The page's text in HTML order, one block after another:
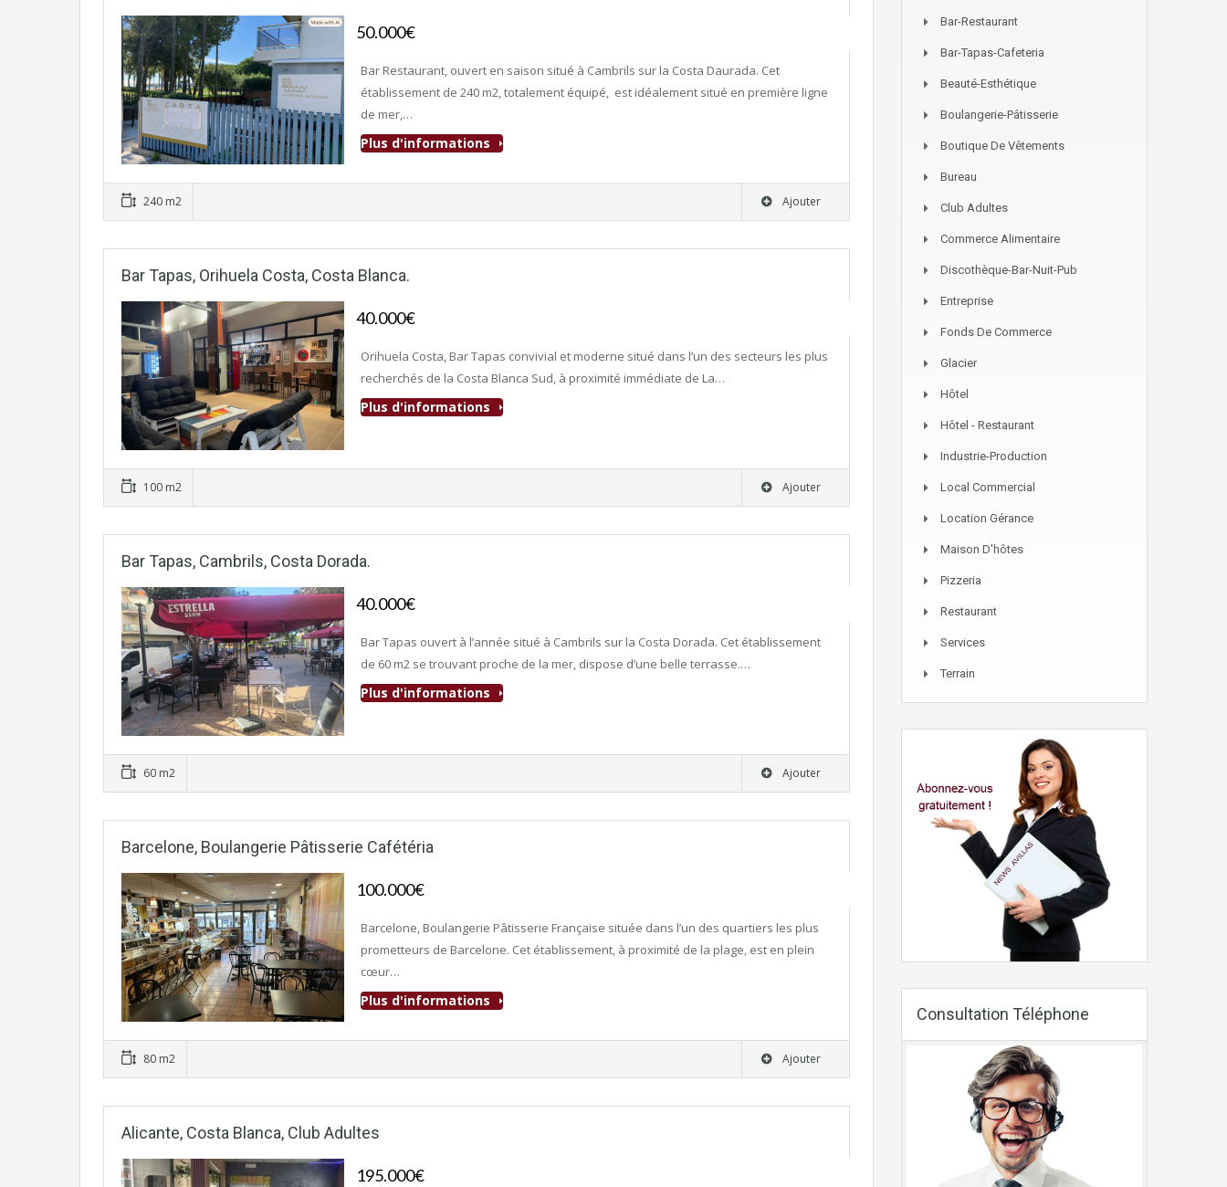
Fonds de commerce
50.000€
Bar Restaurant, ouvert en saison situé à Cambrils sur la Costa Daurada. Cet
établissement de 240 m2, totalement équipé, est idéalement situé en première ligne
de mer,…
Plus d'informations
240 m2 Ajouter
Bar Tapas, Orihuela Costa, Costa Blanca.
Fonds de commerce
40.000€
Orihuela Costa, Bar Tapas convivial et moderne situé dans l’un des secteurs les plus
recherchés de la Costa Blanca Sud, à proximité immédiate de La…
Plus d'informations
100 m2 Ajouter
Bar Tapas, Cambrils, Costa Dorada.
Fonds de commerce
40.000€
Bar Tapas ouvert à l’année situé à Cambrils sur la Costa Dorada. Cet établissement
de 60 m2 se trouvant proche de la mer, dispose d’une belle terrasse.…
Plus d'informations
60 m2 Ajouter
Barcelone, Boulangerie Pâtisserie Cafétéria
Fonds de commerce
100.000€
Barcelone, Boulangerie Pâtisserie Française située dans l’un des quartiers les plus
prometteurs de Barcelone. Cet établissement, à proximité de la plage, est en plein
cœur…
Plus d'informations
80 m2 Ajouter
Alicante, Costa Blanca, Club Adultes
195.000€
Bar-Restaurant
Bar-Tapas-Cafeteria
Beauté-Esthétique
Boulangerie-Pâtisserie
Boutique De Vêtements
Bureau
Club Adultes
Commerce Alimentaire
Discothèque-Bar-Nuit-Pub
Entreprise
Fonds De Commerce
Glacier
Hôtel
Hôtel - Restaurant
Industrie-Production
Local Commercial
Location Gérance
Maison D'hôtes
Pizzeria
Restaurant
Services
Terrain
Consultation Téléphone